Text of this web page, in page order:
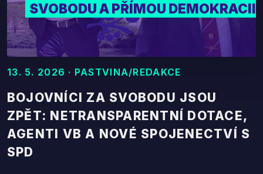
SVOBODU A PŘÍMOU DEMOKRACII
13. 5. 2026 · PASTVINA/REDAKCE
BOJOVNÍCI ZA SVOBODU JSOU
ZPĚT: NETRANSPARENTNÍ DOTACE,
AGENTI VB A NOVÉ SPOJENECTVÍ S
SPD